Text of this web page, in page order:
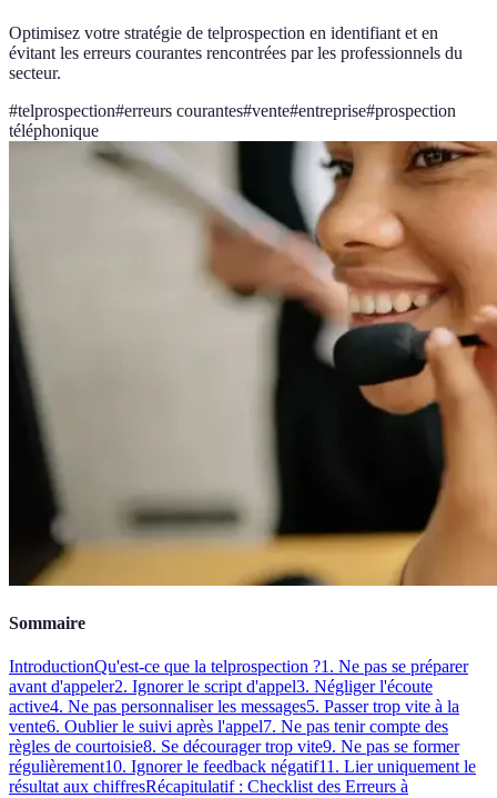
Optimisez votre stratégie de telprospection en identifiant et en
évitant les erreurs courantes rencontrées par les professionnels du
secteur.
#telprospection#erreurs courantes#vente#entreprise#prospection
téléphonique
Sommaire
IntroductionQu'est-ce que la telprospection ?1. Ne pas se préparer
avant d'appeler2. Ignorer le script d'appel3. Négliger l'écoute
active4. Ne pas personnaliser les messages5. Passer trop vite à la
vente6. Oublier le suivi après l'appel7. Ne pas tenir compte des
règles de courtoisie8. Se décourager trop vite9. Ne pas se former
régulièrement10. Ignorer le feedback négatif11. Lier uniquement le
résultat aux chiffresRécapitulatif : Checklist des Erreurs à